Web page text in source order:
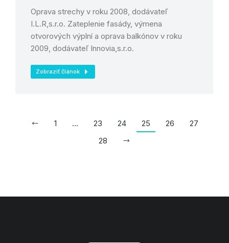
Oprava strechy v roku 2008, dodávateľ
I.L.R,s.r.o. Zateplenie fasády, výmena
otvorových výplní a oprava balkónov v roku
2009, dodávateľ Innovia,s.r.o.
Zobraziť článok
1 … 23 24 25 26
27
28